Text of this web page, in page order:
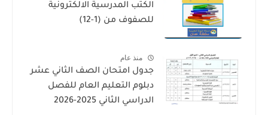
الكتب المدرسية الالكترونية
للصفوف من (1-12)
منذ عام
جدول امتحان الصف الثاني عشر
دبلوم التعليم العام للفصل
الدراسي الثاني 2025-2026